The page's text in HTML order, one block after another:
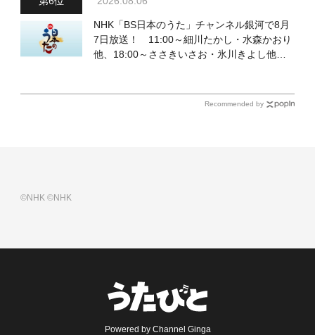
NHK「BS日本のうた」チャンネル銀河で8月
7日放送！ 11:00～細川たかし・水森かおり
他、18:00～ささきいさお・氷川きよし他登
Recommended by
©NHK©NHK
Powered by Channel Ginga